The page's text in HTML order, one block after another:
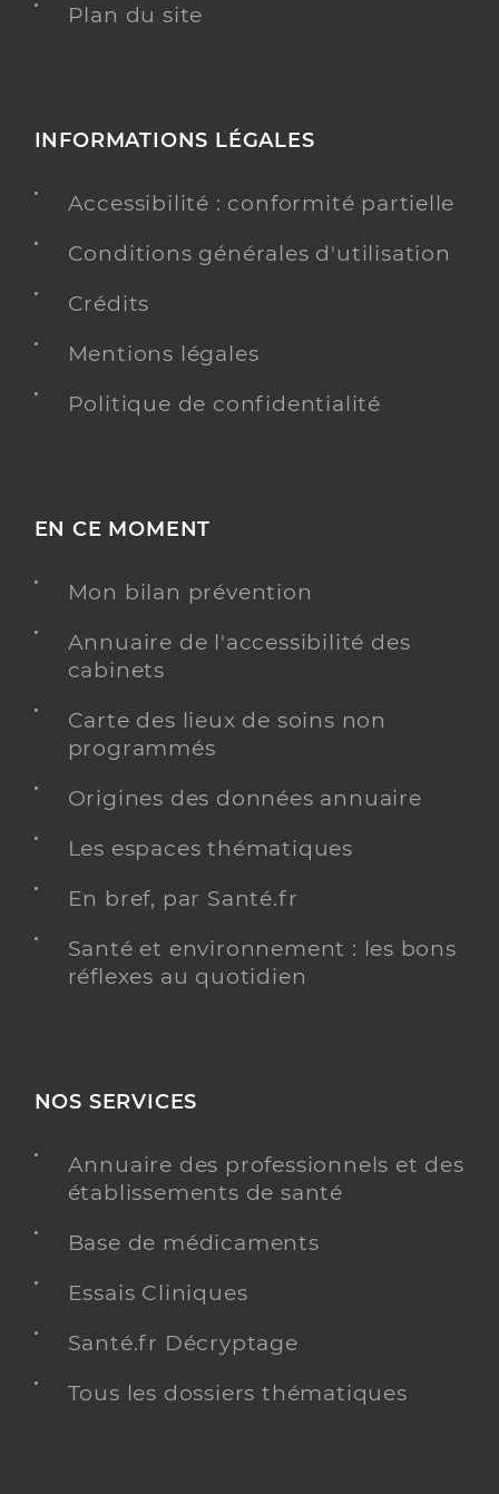
Plan du site
INFORMATIONS LÉGALES
Accessibilité : conformité partielle
Conditions générales d'utilisation
Crédits
Mentions légales
Politique de confidentialité
EN CE MOMENT
Mon bilan prévention
Annuaire de l'accessibilité des
cabinets
Carte des lieux de soins non
programmés
Origines des données annuaire
Les espaces thématiques
En bref, par Santé.fr
Santé et environnement : les bons
réflexes au quotidien
NOS SERVICES
Annuaire des professionnels et des
établissements de santé
Base de médicaments
Essais Cliniques
Santé.fr Décryptage
Tous les dossiers thématiques